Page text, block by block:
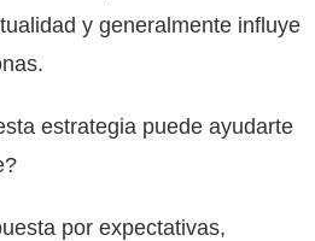
y generalmente influye
estrategia puede ayudarte
por expectativas,